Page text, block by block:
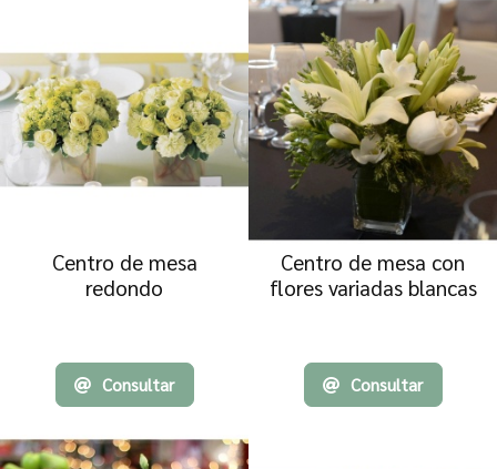
Centro de mesa
redondo
Consultar
Centro de mesa con
flores variadas blancas
Consultar